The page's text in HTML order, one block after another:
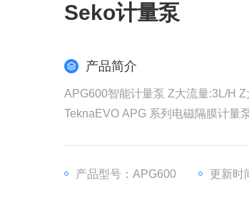
Seko计量泵
产品简介
TeknaEVO APG 系列电磁隔膜计量
据外部模拟信号（4-20毫安）或
产品型号：APG600 更新时